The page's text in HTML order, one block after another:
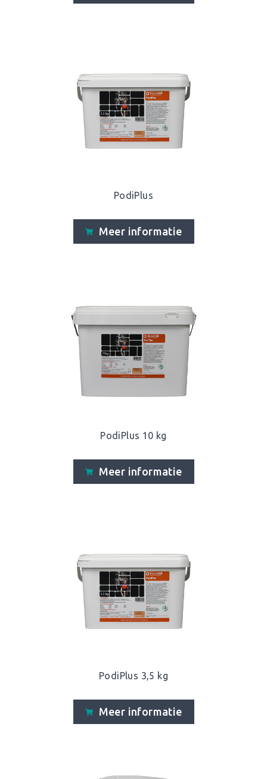
PodiPlus
Meer informatie
PodiPlus 10 kg
Meer informatie
PodiPlus 3,5 kg
Meer informatie